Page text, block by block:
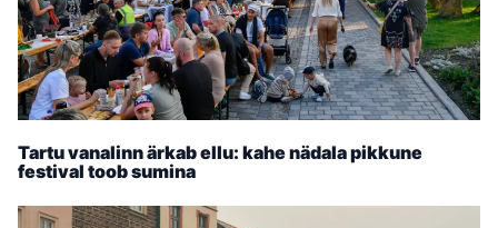
Tartu vanalinn ärkab ellu: kahe nädala pikkune
festival toob sumina